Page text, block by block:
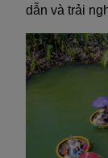
dẫn và trải